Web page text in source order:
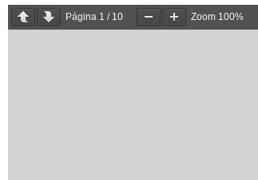
Página 1 / 10 Zoom 100%